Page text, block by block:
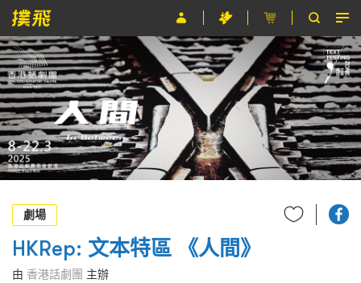
節目
主辦單位
關於撲飛
條款及細則
EN
劇場
HKRep: 文本特區 《人間》
由 香港話劇團 主辦